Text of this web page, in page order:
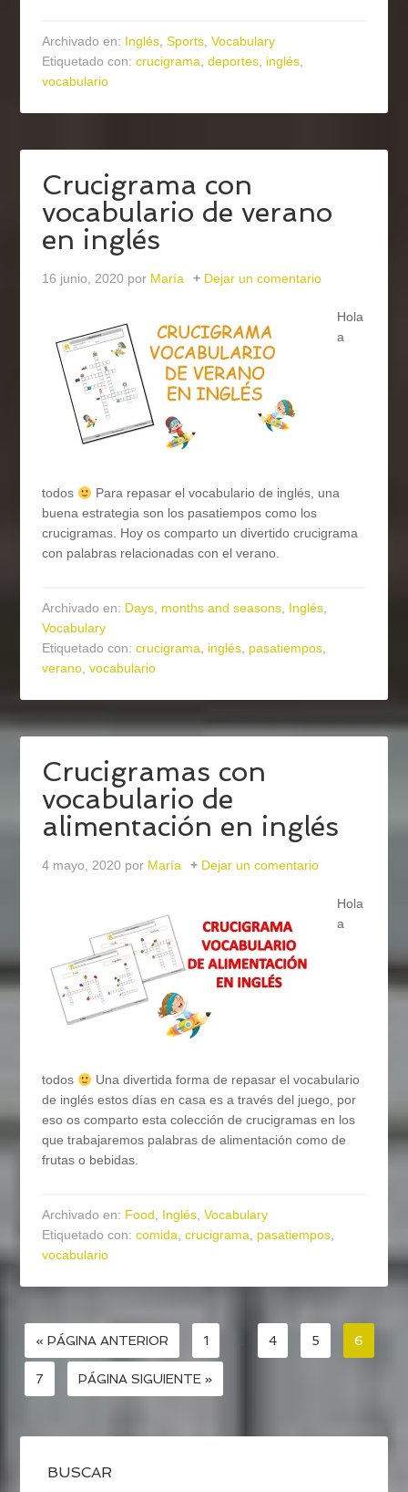
Archivado en: Inglés,Sports,Vocabulary
Etiquetado con:crucigrama,deportes, inglés,
vocabulario
Crucigrama con
vocabulario de verano
en inglés
16 junio, 2020 por María Dejar un comentario
Hola
a
todos
Para repasar el vocabulario de inglés, una
buena estrategia son los pasatiempos como los
crucigramas. Hoy os comparto un divertido crucigrama
con palabras relacionadas con el verano.
Archivado en: Days, months and seasons, Inglés,
Vocabulary
Etiquetado con:crucigrama, inglés, pasatiempos,
verano,vocabulario
Crucigramas con
vocabulario de
alimentación en inglés
4 mayo, 2020 por María Dejar un comentario
Hola
a
todos
Una divertida forma de repasar el vocabulario
de inglés estos días en casa es a través del juego, por
eso os comparto esta colección de crucigramas en los
que trabajaremos palabras de alimentación como de
frutas o bebidas.
Archivado en: Food, Inglés,Vocabulary
Etiquetado con:comida,crucigrama, pasatiempos,
vocabulario
« PÁGINA ANTERIOR 1 … 4 5 6
7 PÁGINA SIGUIENTE »
BUSCAR